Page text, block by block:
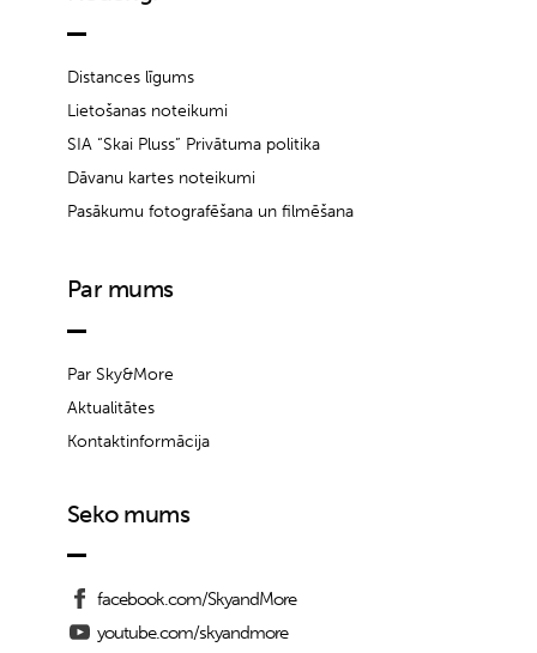
Distances līgums
Lietošanas noteikumi
SIA “Skai Pluss” Privātuma politika
Dāvanu kartes noteikumi
Pasākumu fotografēšana un filmēšana
Par mums
Par Sky&More
Aktualitātes
Kontaktinformācija
Seko mums
facebook.com/SkyandMore
youtube.com/skyandmore